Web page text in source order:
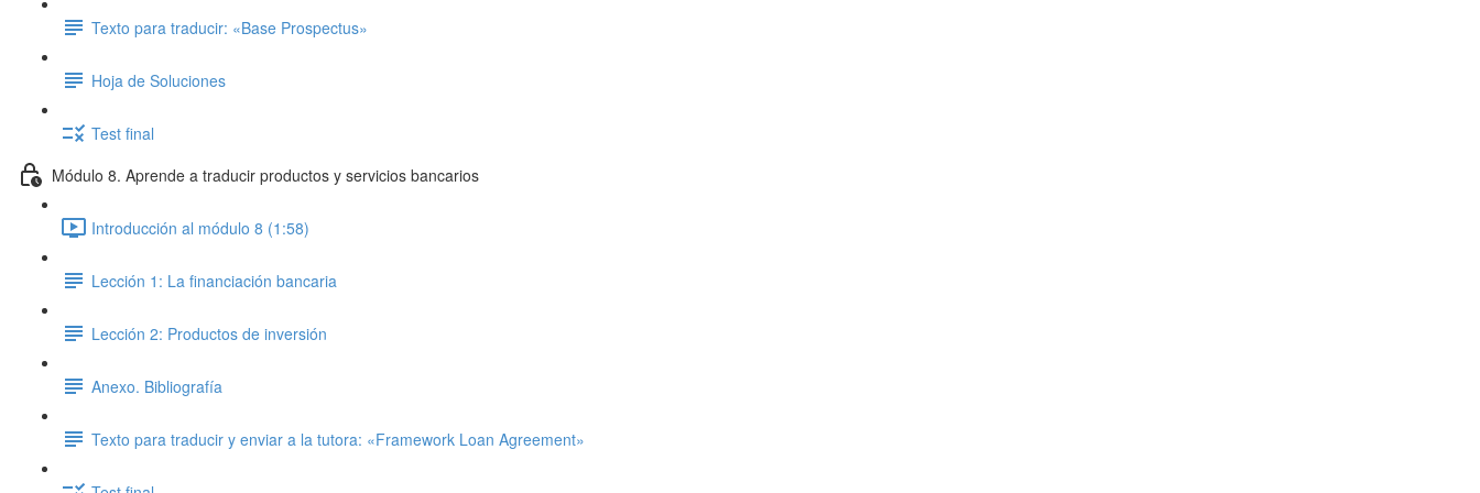
Texto para traducir: «Base Prospectus»
Hoja de Soluciones
Test final
Módulo 8. Aprende a traducir productos y servicios bancarios
Introducción al módulo 8 (1:58)
Lección 1: La financiación bancaria
Lección 2: Productos de inversión
Anexo. Bibliografía
Texto para traducir y enviar a la tutora: «Framework Loan Agreement»